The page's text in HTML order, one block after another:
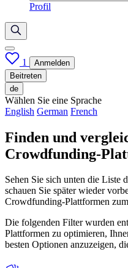
Profil
1
Anmelden
Beitreten
de
Wählen Sie eine Sprache
English German French
Finden und
Crowdfunding-
Sehen Sie sich unten die Liste
schauen Sie später wieder
Crowdfunding-Plattformen
Die folgenden Filter wurden
Plattformen zu optimieren,
besten Optionen anzuzeigen,